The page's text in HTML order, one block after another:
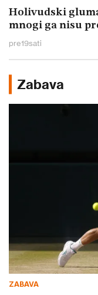
Holivudski
mnogi ga nisu
pre19sati
Zabava
ZABAVA